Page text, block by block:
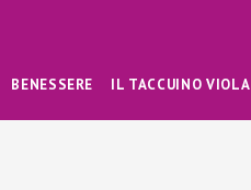
BENESSERE IL TACCUINO VIOLA